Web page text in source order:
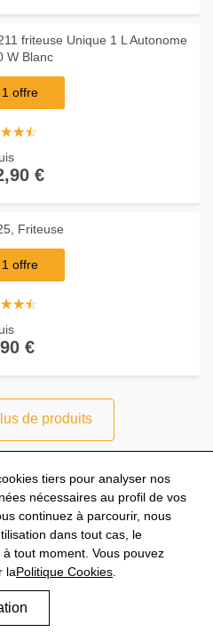
friteuse Unique 1 L Autonome
W Blanc
1 offre
☆☆☆
★★★
€
Friteuse
1 offre
☆☆☆
★★★
€
de produits
tiers pour analyser nos
nécessaires au profil de vos
continuez à parcourir, nous
dans tout cas, le
tout moment. Vous pouvez
laPolitique Cookies